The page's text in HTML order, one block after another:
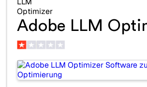
Adobe LLM